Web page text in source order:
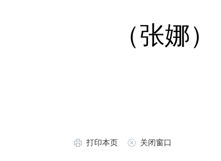
（张娜）
打印本页 关闭窗口